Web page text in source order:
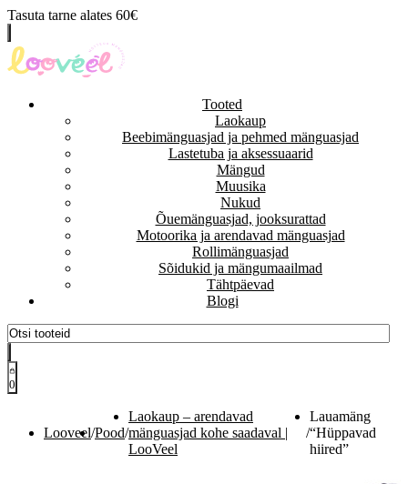
Tasuta tarne alates 60€
Tooted
Laokaup
Beebimänguasjad ja pehmed mänguasjad
Lastetuba ja aksessuaarid
Mängud
Muusika
Nukud
Õuemänguasjad, jooksurattad
Motoorika ja arendavad mänguasjad
Rollimänguasjad
Sõidukid ja mängumaailmad
Tähtpäevad
Blogi
0
Looveel/Pood/
Laokaup – arendavad
mänguasjad kohe saadaval |
LooVeel
/
Lauamäng
“Hüppavad
hiired”